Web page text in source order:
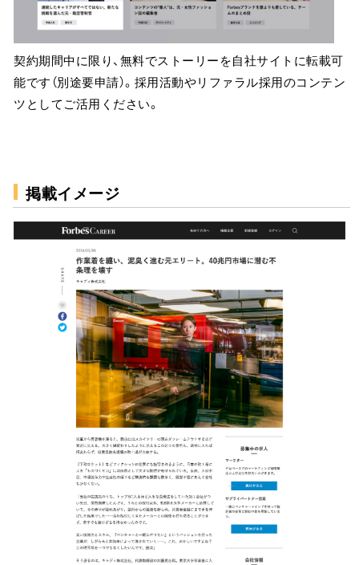
契約期間中に限り、無料でストーリーを自社サイトに転載可
能です（別途要申請）。採用活動やリファラル採用のコンテン
ツとしてご活用ください。
掲載イメージ